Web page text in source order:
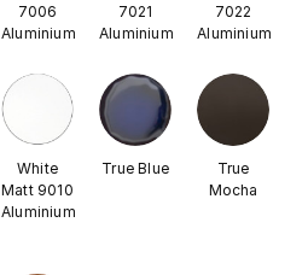
7006
Aluminium
7021
Aluminium
7022
Aluminium
White
Matt 9010
Aluminium
True Blue
True
Mocha